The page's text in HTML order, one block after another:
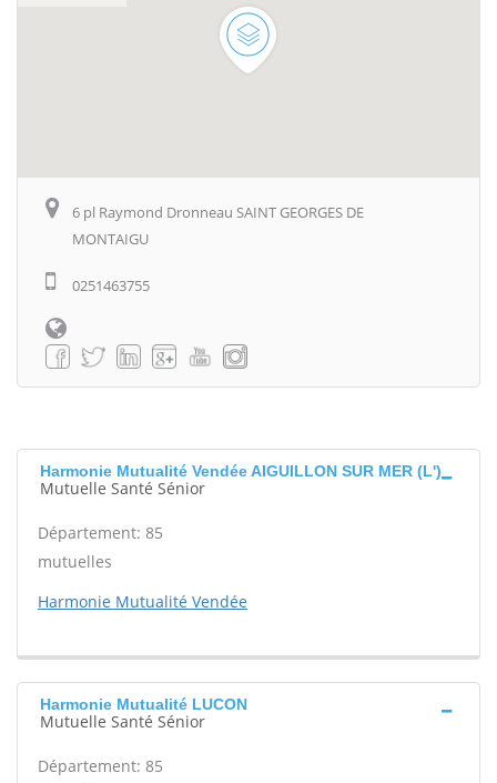
6 pl Raymond Dronneau SAINT GEORGES DE
MONTAIGU
0251463755
Harmonie Mutualité Vendée AIGUILLON SUR MER (L')
Mutuelle Santé Sénior
Département: 85
mutuelles
Harmonie Mutualité Vendée
Harmonie Mutualité LUCON
Mutuelle Santé Sénior
Département: 85